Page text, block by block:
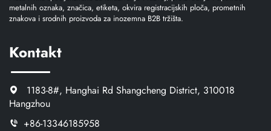
metalnih oznaka, značica, etiketa, okvira registracijskih ploča, prometnih
znakova i srodnih proizvoda za inozemna B2B tržišta.
Kontakt
1183-8#, Hanghai Rd Shangcheng District, 310018
Hangzhou
+86-13346185958